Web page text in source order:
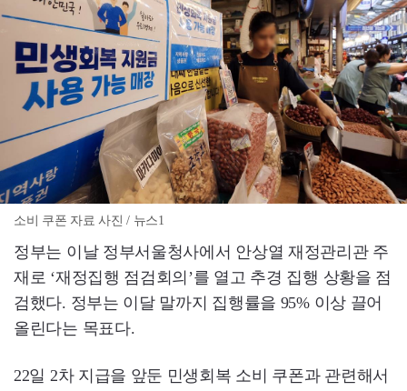
소비 쿠폰 자료 사진 / 뉴스1
정부는 이날 정부서울청사에서 안상열 재정관리관 주
재로 ‘재정집행 점검회의’를 열고 추경 집행 상황을 점
검했다. 정부는 이달 말까지 집행률을 95% 이상 끌어
올린다는 목표다.
22일 2차 지급을 앞둔 민생회복 소비 쿠폰과 관련해서